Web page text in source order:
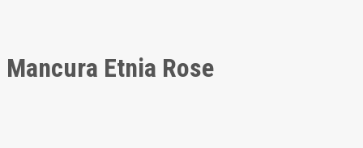
Mancura Etnia Rose